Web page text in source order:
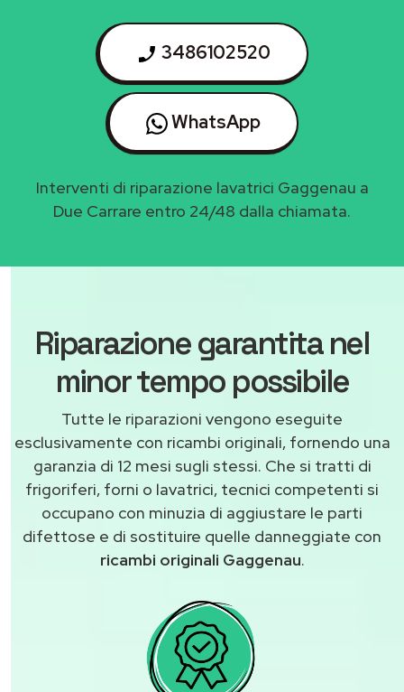
3486102520
WhatsApp
Interventi di riparazione lavatrici Gaggenau a
Due Carrare entro 24/48 dalla chiamata.
Riparazione garantita nel
minor tempo possibile
Tutte le riparazioni vengono eseguite
esclusivamente con ricambi originali, fornendo una
garanzia di 12 mesi sugli stessi. Che si tratti di
frigoriferi, forni o lavatrici, tecnici competenti si
occupano con minuzia di aggiustare le parti
difettose e di sostituire quelle danneggiate con
ricambi originali Gaggenau.